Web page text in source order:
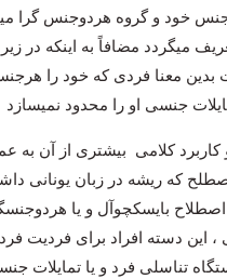
خود و گروه هردوجنس گرا
مضافاً به اینکه در
معنا فردی که خود را
که الهام گرفته از کلمه یونانی ” پن ” به معنای ” همه ” یا ” هر ”
ریشه در زبان یونانی داشته
بایسکچوآل و یا
دسته افراد برای فردیت فرد
فرد و یا تمایلات